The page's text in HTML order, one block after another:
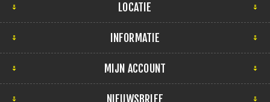
LOCATIE
INFORMATIE
MIJN ACCOUNT
NIEUWSBRIEF